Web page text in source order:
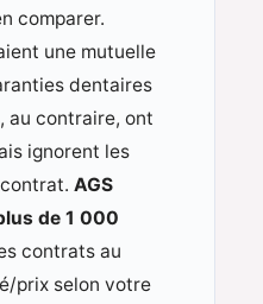
comparer.
une mutuelle
dentaires
au contraire, ont
ignorent les
contrat.AGS
de 1 000
contrats au
prix selon votre